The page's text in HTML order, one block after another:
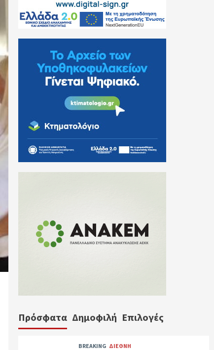
Πρόσφατα Δημοφιλή Επιλογές
BREAKING ΔΙΕΘΝΗ